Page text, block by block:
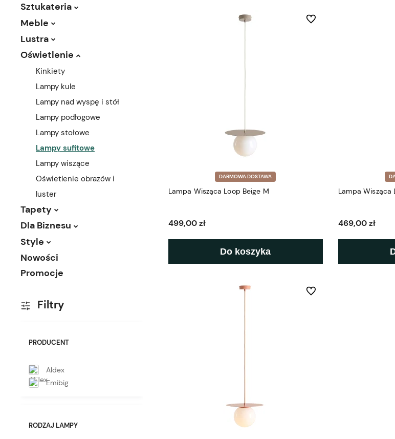
Sztukateria
Meble
Lustra
Oświetlenie
Kinkiety
Lampy kule
Lampy nad wyspę i stół
Lampy podłogowe
Lampy stołowe
Lampy sufitowe
Lampy wiszące
Oświetlenie obrazów i
luster
Tapety
Dla Biznesu
Style
Nowości
Promocje
Filtry
PRODUCENT
Aldex
Emibig
RODZAJ LAMPY
DARMOWA DOSTAWA
Lampa Wisząca Loop Beige M
499,00 zł
Do koszyka
Do ulubionych
Lampa Wisząca
469,00 zł
Do ulubionych